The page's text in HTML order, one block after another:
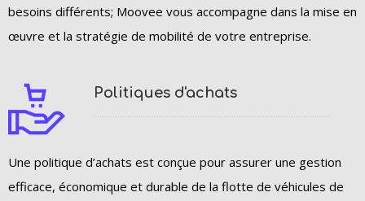
besoins différents; Moovee vous accompagne dans la mise en
œuvre et la stratégie de mobilité de votre entreprise.
Politiques d'achats
Une politique d’achats est conçue pour assurer une gestion
efficace, économique et durable de la flotte de véhicules de